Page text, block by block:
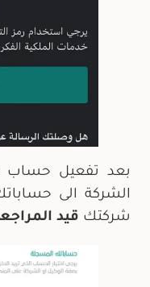
بعد تفعيل حساب
الشركة الى
شركتك قيد